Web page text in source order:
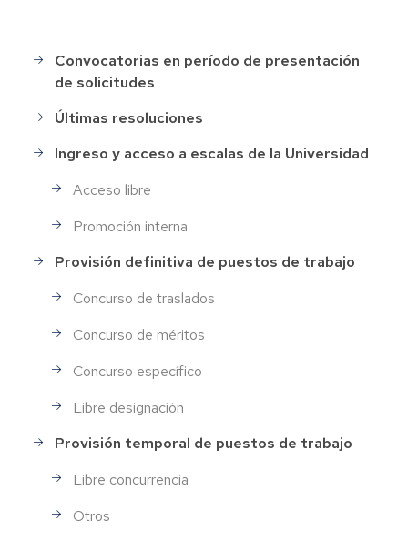
Selección
de
Personal
Convocatorias en período de presentación
de solicitudes
Últimas resoluciones
Ingreso y acceso a escalas de la Universidad
Acceso libre
Promoción interna
Provisión definitiva de puestos de trabajo
Concurso de traslados
Concurso de méritos
Concurso específico
Libre designación
Provisión temporal de puestos de trabajo
Libre concurrencia
Otros